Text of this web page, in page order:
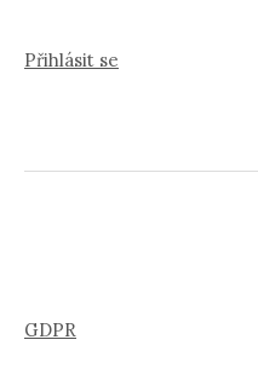
Přihlásit se
GDPR